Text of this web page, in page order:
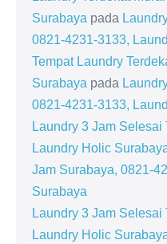
Surabaya pada
0821-4231-3133,
Tempat Laundry
Surabaya pada
0821-4231-3133,
Laundry 3 Jam Selesai
Laundry Holic
Jam Surabaya, 0821-
Surabaya
Laundry 3 Jam Selesai
Laundry Holic